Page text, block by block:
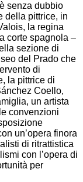
senza dubbio
della pittrice, in
la regina
corte spagnola –
sezione di
del Prado che
di
la pittrice di
Coello,
un artista
convenzioni
un’opera finora
di ritrattistica
con l’opera di
per